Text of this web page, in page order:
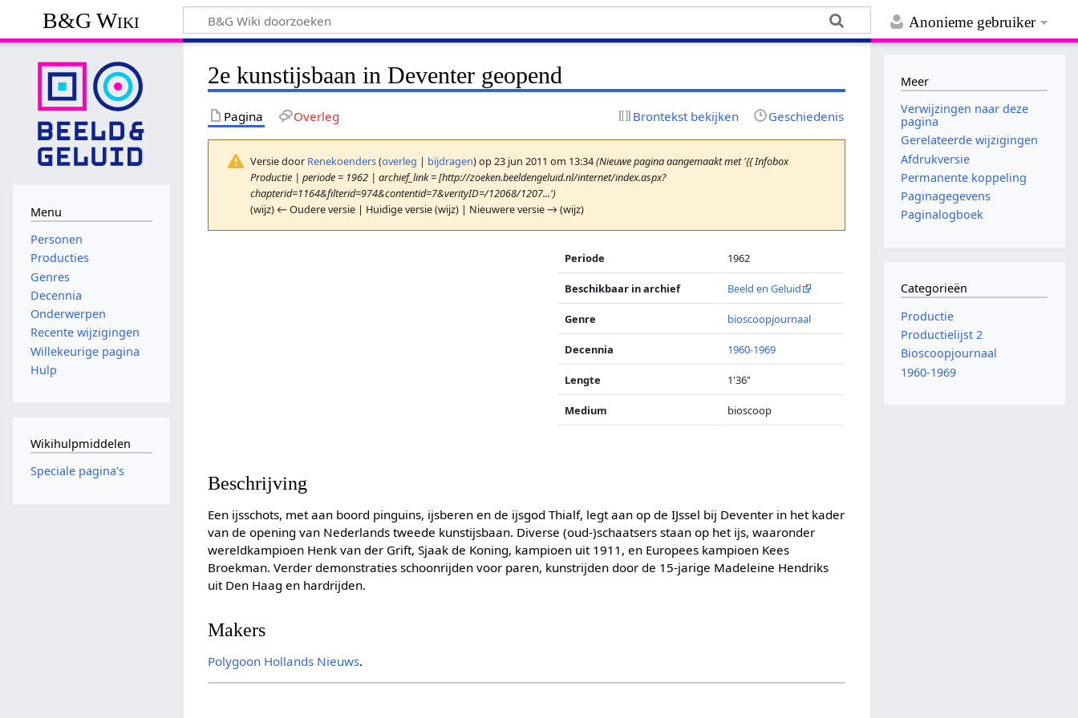
Anonieme gebruiker
B&G Wiki
2e kunstijsbaan in Deventer geopend
Pagina Overleg Brontekst bekijken Geschiedenis
Versie door Renekoenders(overleg | bijdragen)op 23 jun 2011 om 13:34(Nieuwe pagina aangemaakt met '{{ Infobox
Productie | periode = 1962 | archief_link = [http://zoeken.beeldengeluid.nl/internet/index.aspx?
chapterid=1164&filterid=974&contentid=7&verityID=/12068/1207...')
(wijz) ← Oudere versie | Huidige versie (wijz) | Nieuwere versie → (wijz)
Periode 1962
Beschikbaar in archief Beeld en Geluid
Genre bioscoopjournaal
Decennia 1960-1969
Lengte 1'36"
Medium bioscoop
Beschrijving
Een ijsschots, met aan boord pinguins, ijsberen en de ijsgod Thialf, legt aan op de IJssel bij Deventer in het kader
van de opening van Nederlands tweede kunstijsbaan. Diverse (oud-)schaatsers staan op het ijs, waaronder
wereldkampioen Henk van der Grift, Sjaak de Koning, kampioen uit 1911, en Europees kampioen Kees
Broekman. Verder demonstraties schoonrijden voor paren, kunstrijden door de 15-jarige Madeleine Hendriks
uit Den Haag en hardrijden.
Makers
Polygoon Hollands Nieuws.
Menu
Personen
Producties
Genres
Decennia
Onderwerpen
Recente wijzigingen
Willekeurige pagina
Hulp
Wikihulpmiddelen
Speciale pagina's
Meer
Verwijzingen naar deze
pagina
Gerelateerde wijzigingen
Afdrukversie
Permanente koppeling
Paginagegevens
Paginalogboek
Categorieën
Productie
Productielijst 2
Bioscoopjournaal
1960-1969